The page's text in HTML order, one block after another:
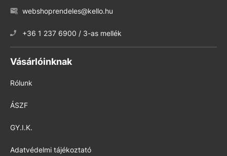
webshoprendeles@kello.hu
+36 1 237 6900 / 3-as mellék
Vásárlóinknak
Rólunk
ÁSZF
GY.I.K.
Adatvédelmi tájékoztató